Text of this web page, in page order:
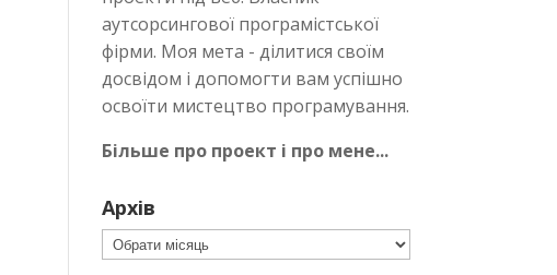
аутсорсингової програмістської
фірми. Моя мета - ділитися своїм
досвідом і допомогти вам успішно
освоїти мистецтво програмування.
Більше про проект і про мене...
Архів
Архів